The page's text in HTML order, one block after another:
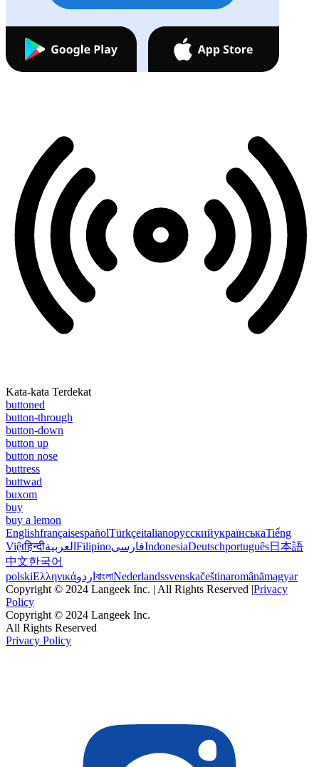
Kata-kata Terdekat
buttoned
button-through
button-down
button up
button nose
buttress
buttwad
buxom
buy
buy a lemon
EnglishfrançaisespañolTürkçeitalianoрусскийукраїнськаTiếng
Việtहिन्दीالعربية FilipinoفارسیIndonesiaDeutschportuguês日本語
中文한국어
polskiΕλληνικάاردو বাংলাNederlandssvenskačeštinaromânămagyar
Copyright © 2024 Langeek Inc. | All Rights Reserved |Privacy
Policy
Copyright © 2024 Langeek Inc.
All Rights Reserved
Privacy Policy